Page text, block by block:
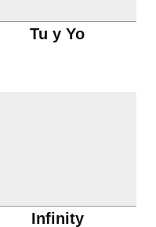
Tu y Yo
Infinity